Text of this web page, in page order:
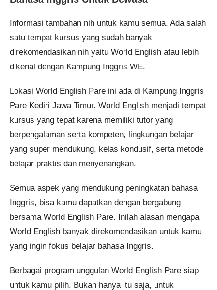
Informasi tambahan nih untuk kamu semua. Ada salah
satu tempat kursus yang sudah banyak
direkomendasikan nih yaitu World English atau lebih
dikenal dengan Kampung Inggris WE.
Lokasi World English Pare ini ada di Kampung Inggris
Pare Kediri Jawa Timur. World English menjadi tempat
kursus yang tepat karena memiliki tutor yang
berpengalaman serta kompeten, lingkungan belajar
yang super mendukung, kelas kondusif, serta metode
belajar praktis dan menyenangkan.
Semua aspek yang mendukung peningkatan bahasa
Inggris, bisa kamu dapatkan dengan bergabung
bersama World English Pare. Inilah alasan mengapa
World English banyak direkomendasikan untuk kamu
yang ingin fokus belajar bahasa Inggris.
Berbagai program unggulan World English Pare siap
untuk kamu pilih. Bukan hanya itu saja, untuk